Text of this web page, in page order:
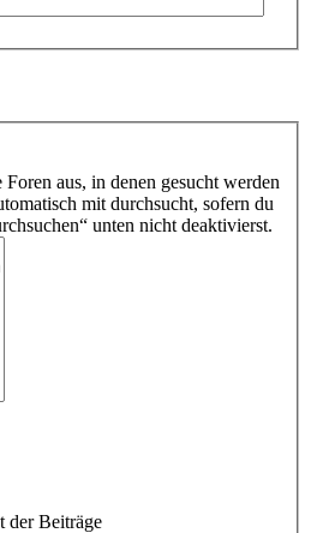
aus, in denen gesucht werden
mit durchsucht, sofern du
unten nicht deaktivierst.
der Beiträge